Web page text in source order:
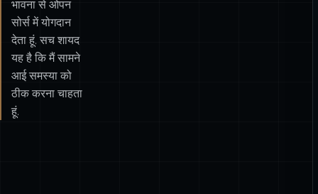
भावना से ओपन
सोर्स में योगदान
देता हूं. सच शायद
यह है कि मैं सामने
आई समस्या को
ठीक करना चाहता
हूं.